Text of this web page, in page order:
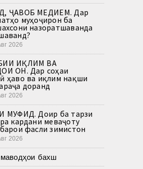
ҶАВОБ МЕДИҲЕМ. Дар
муҳоҷирон ба
назоратшаванда
2026
ИҚЛИМ ВА
ОН. Дар соҳаи
ҳаво ва иқлим нақши
доранд
2026
МУФИД. Доир ба тарзи
кардани меваҷоту
фасли зимистон
2026
бахш